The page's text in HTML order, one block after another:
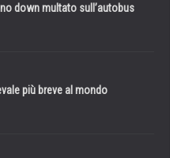
down multato sull’autobus
più breve al mondo